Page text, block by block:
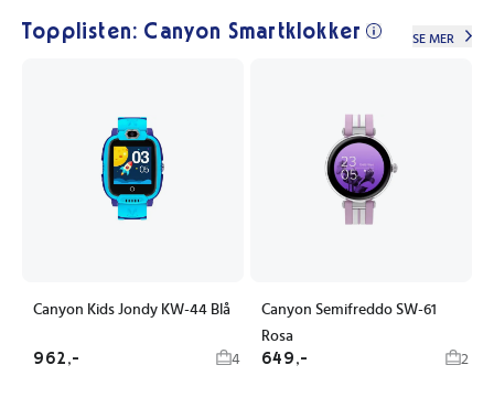
Topplisten: Canyon Smartklokker SE MER
Canyon Kids Jondy KW-44 Blå
962,- 4
Canyon Semifreddo SW-61
Rosa
649,- 2